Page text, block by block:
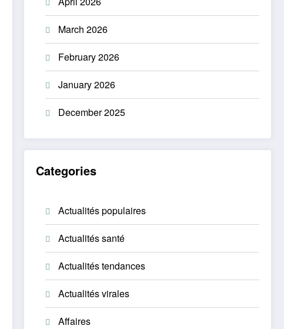
March 2026
February 2026
January 2026
December 2025
Categories
Actualités populaires
Actualités santé
Actualités tendances
Actualités virales
Affaires